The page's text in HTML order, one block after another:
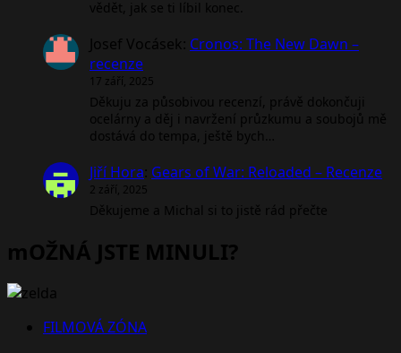
vědět, jak se ti líbil konec.
Josef Vocásek: Cronos: The New Dawn –
recenze
17 září, 2025
Děkuju za působivou recenzí, právě dokončuji
ocelárny a děj i navržení průzkumu a soubojů mě
dostává do tempa, ještě bych…
Jiří Hora: Gears of War: Reloaded – Recenze
2 září, 2025
Děkujeme a Michal si to jistě rád přečte
mOŽNÁ JSTE MINULI?
FILMOVÁ ZÓNA